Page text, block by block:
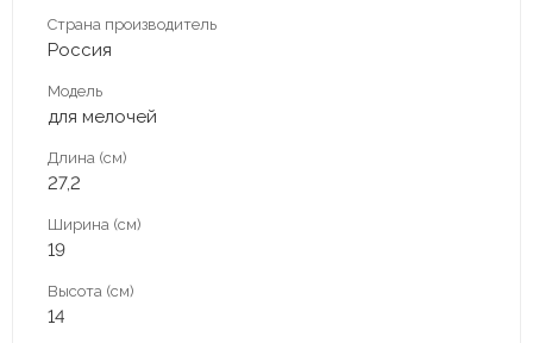
Страна производитель
Россия
Модель
для мелочей
Длина (см)
27,2
Ширина (см)
19
Высота (см)
14